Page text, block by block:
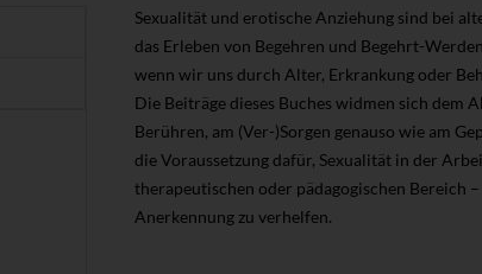
Sexualität und erotische Anziehung sind bei
das Erleben von Begehren und Begehrt-
wenn wir uns durch Alter, Erkrankung oder
Die Beiträge dieses Buches widmen sich dem
Berühren, am (Ver-)Sorgen genauso wie am
die Voraussetzung dafür, Sexualität in der
therapeutischen oder pädagogischen Bereich
Anerkennung zu verhelfen.